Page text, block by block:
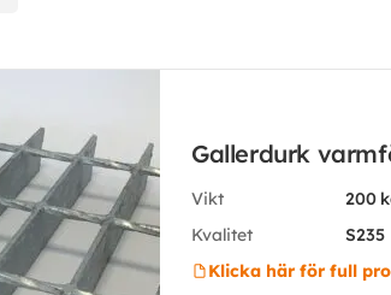
Gallerdurk
Vikt
200
Kvalitet
S235
Klicka här för full